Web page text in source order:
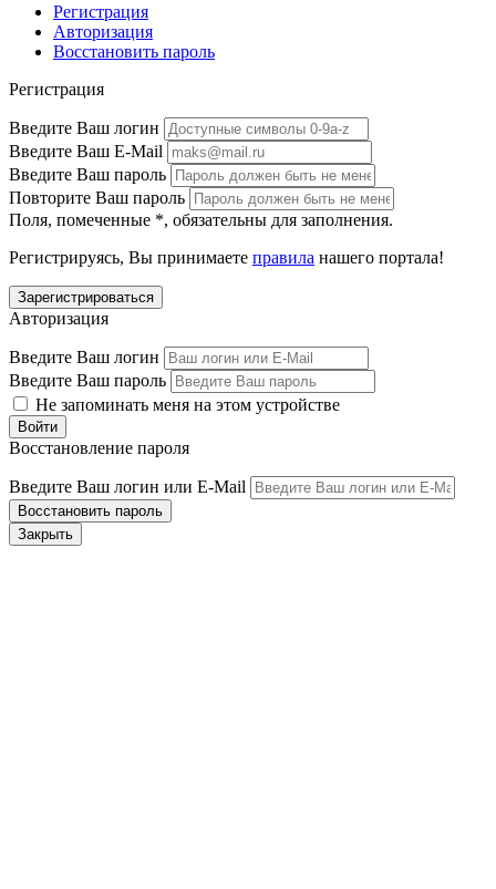
Регистрация
Авторизация
Восстановить пароль
Регистрация
Введите Ваш логин
Введите Ваш E-Mail
Введите Ваш пароль
Повторите Ваш пароль
Поля, помеченные *, обязательны для заполнения.
Регистрируясь, Вы принимаете правила нашего портала!
Авторизация
Введите Ваш логин
Введите Ваш пароль
Не запоминать меня на этом устройстве
Восстановление пароля
Введите Ваш логин или E-Mail
Закрыть